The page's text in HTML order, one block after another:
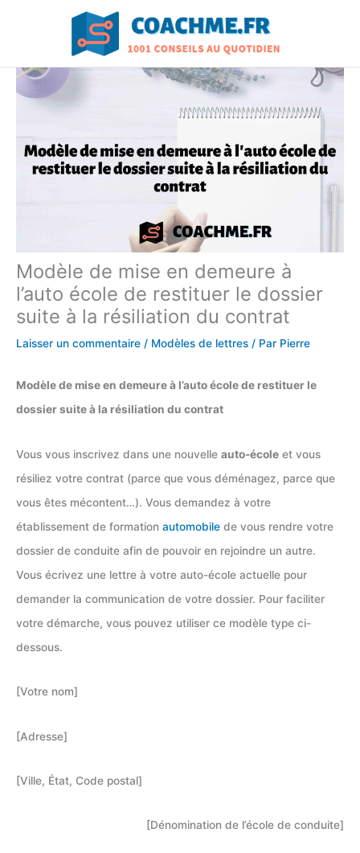
Modèle de mise en demeure à
l’auto école de restituer le dossier
suite à la résiliation du contrat
Laisser un commentaire / Modèles de lettres / Par Pierre
Modèle de mise en demeure à l’auto école de restituer le
dossier suite à la résiliation du contrat
Vous vous inscrivez dans une nouvelle auto-école et vous
résiliez votre contrat (parce que vous déménagez, parce que
vous êtes mécontent…). Vous demandez à votre
établissement de formation automobile de vous rendre votre
dossier de conduite afin de pouvoir en rejoindre un autre.
Vous écrivez une lettre à votre auto-école actuelle pour
demander la communication de votre dossier. Pour faciliter
votre démarche, vous pouvez utiliser ce modèle type ci-
dessous.
[Votre nom]
[Adresse]
[Ville, État, Code postal]
[Dénomination de l’école de conduite]